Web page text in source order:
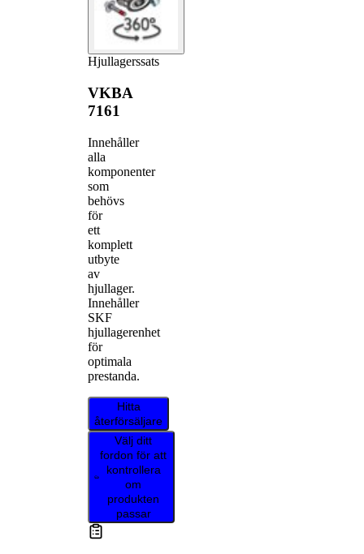
Hjullagerssats
VKBA
7161
Innehåller
alla
komponenter
som
behövs
för
ett
komplett
utbyte
av
hjullager.
Innehåller
SKF
hjullagerenhet
för
optimala
prestanda.
Hitta
återförsäljare
Välj ditt
fordon för att
kontrollera
om
produkten
passar